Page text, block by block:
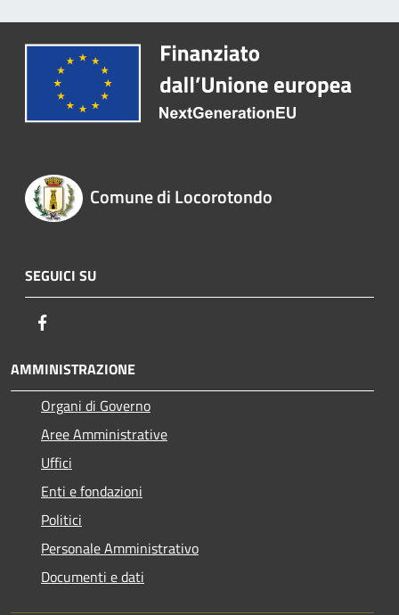
Comune di Locorotondo
SEGUICI SU
AMMINISTRAZIONE
Organi di Governo
Aree Amministrative
Uffici
Enti e fondazioni
Politici
Personale Amministrativo
Documenti e dati